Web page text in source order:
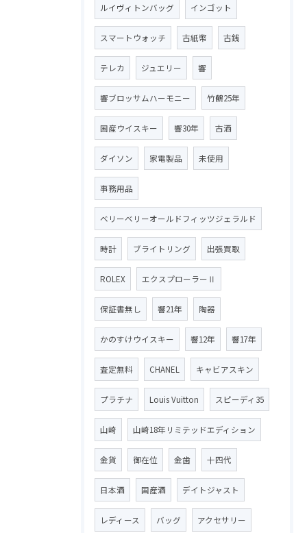
ルイヴィトンバッグ インゴット
スマートウォッチ 古紙幣 古銭
テレカ ジュエリー 響
響ブロッサムハーモニー 竹鶴25年
国産ウイスキー 響30年 古酒
ダイソン 家電製品 未使用
事務用品
ベリーベリーオールドフィッツジェラルド
時計 ブライトリング 出張買取
ROLEX エクスプローラーⅡ
保証書無し 響21年 陶器
かのすけウイスキー 響12年 響17年
査定無料 CHANEL キャビアスキン
プラチナ Louis Vuitton スピーディ35
山崎 山崎18年リミテッドエディション
金貨 御在位 金歯 十四代
日本酒 国産酒 デイトジャスト
レディース バッグ アクセサリー